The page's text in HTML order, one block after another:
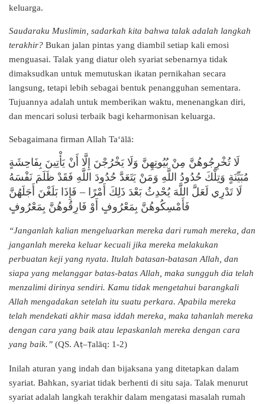
keluarga.
Saudaraku Muslimin, sadarkah kita bahwa talak adalah langkah
terakhir? Bukan jalan pintas yang diambil setiap kali emosi
menguasai. Talak yang diatur oleh syariat sebenarnya tidak
dimaksudkan untuk memutuskan ikatan pernikahan secara
langsung, tetapi lebih sebagai bentuk penangguhan sementara.
Tujuannya adalah untuk memberikan waktu, menenangkan diri,
dan mencari solusi terbaik bagi keharmonisan keluarga.
Sebagaimana firman Allah Ta‘ālā:
لَا تُخْرِجُوهُنَّ مِنْ بُيُوتِهِنَّ وَلَا يَخْرُجْنَ إِلَّا أَنْ يَأْتِينَ بِفَاحِشَةٍ
مُبَيِّنَةٍ وَتِلْكَ حُدُودُ اللَّهِ وَمَنْ يَتَعَدَّ حُدُودَ اللَّهِ فَقَدْ ظَلَمَ نَفْسَهُ
لَا تَدْرِي لَعَلَّ اللَّهَ يُحْدِثُ بَعْدَ ذَلِكَ أَمْرًا – فَإِذَا بَلَغْنَ أَجَلَهُنَّ
فَأَمْسِكُوهُنَّ بِمَعْرُوفٍ أَوْ فَارِقُوهُنَّ بِمَعْرُوفٍ
“Janganlah kalian mengeluarkan mereka dari rumah mereka, dan
janganlah mereka keluar kecuali jika mereka melakukan
perbuatan keji yang nyata. Itulah batasan-batasan Allah, dan
siapa yang melanggar batas-batas Allah, maka sungguh dia telah
menzalimi dirinya sendiri. Kamu tidak mengetahui barangkali
Allah mengadakan setelah itu suatu perkara. Apabila mereka
telah mendekati akhir masa iddah mereka, maka tahanlah mereka
dengan cara yang baik atau lepaskanlah mereka dengan cara
yang baik.” (QS. Aṭ–Ṭalāq: 1-2)
Inilah aturan yang indah dan bijaksana yang ditetapkan dalam
syariat. Bahkan, syariat tidak berhenti di situ saja. Talak menurut
syariat adalah langkah terakhir dalam mengatasi masalah rumah